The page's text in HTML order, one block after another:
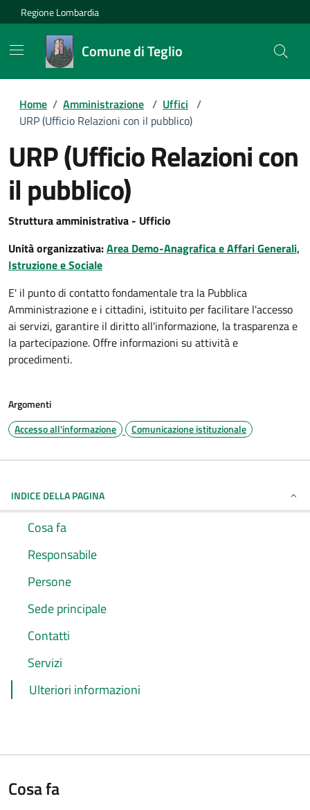
Regione Lombardia
Comune di Teglio
Home / Amministrazione / Uffici /
URP (Ufficio Relazioni con il pubblico)
URP (Ufficio Relazioni con
il pubblico)
Struttura amministrativa - Ufficio
Unità organizzativa:Area Demo-Anagrafica e Affari Generali,
Istruzione e Sociale
E' il punto di contatto fondamentale tra la Pubblica
Amministrazione e i cittadini, istituito per facilitare l'accesso
ai servizi, garantire il diritto all'informazione, la trasparenza e
la partecipazione. Offre informazioni su attività e
procedimenti.
Argomenti
Accesso all'informazione
Comunicazione istituzionale
INDICE DELLA PAGINA
Cosa fa
Responsabile
Persone
Sede principale
Contatti
Servizi
Ulteriori informazioni
Cosa fa